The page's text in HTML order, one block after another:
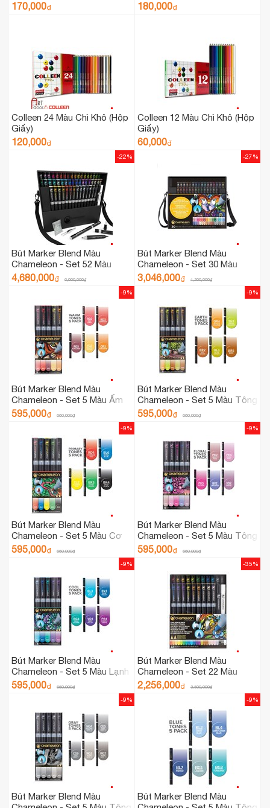
170,000₫ 180,000₫
Colleen 24 Màu Chì Khô (Hộp
Giấy)
120,000₫
Colleen 12 Màu Chì Khô (Hộp
Giấy)
60,000₫
Bút Marker Blend Màu
Chameleon - Set 52 Màu
Deluxe CT5201
4,680,000₫ 6,000,000₫
-22%
Bút Marker Blend Màu
Chameleon - Set 30 Màu
Deluxe CT3001
3,046,000₫ 4,200,000₫
-27%
Bút Marker Blend Màu
Chameleon - Set 5 Màu Ấm
CT0511
595,000₫ 660,000₫
-9%
Bút Marker Blend Màu
Chameleon - Set 5 Màu Tông
Màu Đất CT0503
595,000₫ 660,000₫
-9%
Bút Marker Blend Màu
Chameleon - Set 5 Màu Cơ
Bản CT0502
595,000₫ 660,000₫
-9%
Bút Marker Blend Màu
Chameleon - Set 5 Màu Tông
Màu Hoa Cỏ CT0512
595,000₫ 660,000₫
-9%
Bút Marker Blend Màu
Chameleon - Set 5 Màu Lạnh
CT0504
595,000₫ 660,000₫
-9%
Bút Marker Blend Màu
Chameleon - Set 22 Màu
Deluxe CT2201
2,256,000₫ 3,500,000₫
-35%
Bút Marker Blend Màu
-9%
Bút Marker Blend Màu
-9%